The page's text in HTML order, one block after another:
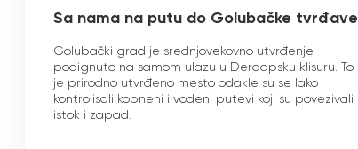
Sa nama na putu do Golubačke tvrđave
Golubački grad je srednjovekovno utvrđenje
podignuto na samom ulazu u Đerdapsku klisuru. To
je prirodno utvrđeno mesto odakle su se lako
kontrolisali kopneni i vodeni putevi koji su povezivali
istok i zapad.